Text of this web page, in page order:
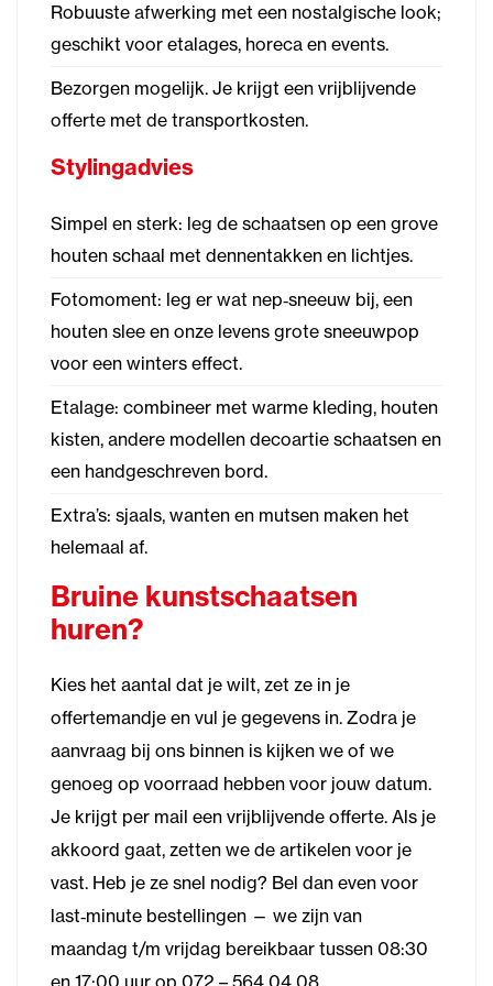
Robuuste afwerking met een nostalgische look;
geschikt voor etalages, horeca en events.
Bezorgen mogelijk. Je krijgt een vrijblijvende
offerte met de transportkosten.
Stylingadvies
Simpel en sterk: leg de schaatsen op een grove
houten schaal met dennentakken en lichtjes.
Fotomoment: leg er wat nep‑sneeuw bij, een
houten slee en onze levens grote sneeuwpop
voor een winters effect.
Etalage: combineer met warme kleding, houten
kisten, andere modellen decoartie schaatsen en
een handgeschreven bord.
Extra’s: sjaals, wanten en mutsen maken het
helemaal af.
Bruine kunstschaatsen
huren?
Kies het aantal dat je wilt, zet ze in je
offertemandje en vul je gegevens in. Zodra je
aanvraag bij ons binnen is kijken we of we
genoeg op voorraad hebben voor jouw datum.
Je krijgt per mail een vrijblijvende offerte. Als je
akkoord gaat, zetten we de artikelen voor je
vast. Heb je ze snel nodig? Bel dan even voor
last‑minute bestellingen — we zijn van
maandag t/m vrijdag bereikbaar tussen 08:30
en 17:00 uur op 072 – 564 04 08.